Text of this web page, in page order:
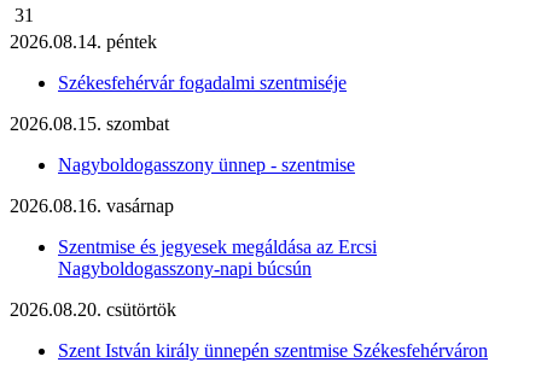
31
2026.08.14. péntek
Székesfehérvár fogadalmi szentmiséje
2026.08.15. szombat
Nagyboldogasszony ünnep - szentmise
2026.08.16. vasárnap
Szentmise és jegyesek megáldása az Ercsi
Nagyboldogasszony-napi búcsún
2026.08.20. csütörtök
Szent István király ünnepén szentmise Székesfehérváron